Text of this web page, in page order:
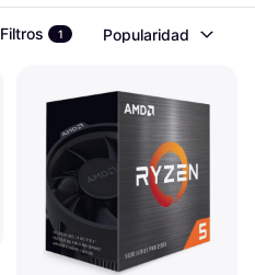
Filtros 1 Popularidad